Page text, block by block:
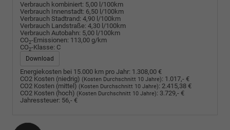
Verbrauch kombiniert: 5,00 l/100km
Verbrauch Innenstadt: 6,50 l/100km
Verbrauch Stadtrand: 4,90 l/100km
Verbrauch Landstraße: 4,30 l/100km
Verbrauch Autobahn: 5,00 l/100km
CO2-Emissionen: 113,00 g/km
CO2-Klasse: C
Download
Energiekosten bei 15.000 km pro Jahr: 1.308,00 €
CO2 Kosten (niedrig) (Kosten Durchschnitt 10 Jahre): 1.017,- €
CO2 Kosten (mittel) (Kosten Durchschnitt 10 Jahre): 2.415,38 €
CO2 Kosten (hoch) (Kosten Durchschnitt 10 Jahre): 3.729,- €
Jahressteuer: 56,- €